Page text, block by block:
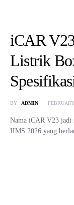
iCAR
Listrik
BY ADMIN
Nama iCAR V23 jadi
IIMS 2026 yang